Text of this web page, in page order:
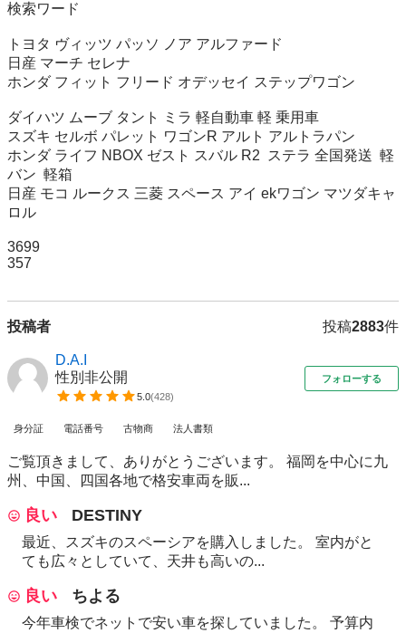
検索ワード
トヨタ ヴィッツ パッソ ノア アルファード
日産 マーチ セレナ
ホンダ フィット フリード オデッセイ ステップワゴン
ダイハツ ムーブ タント ミラ 軽自動車 軽 乗用車
スズキ セルボ パレット ワゴンR アルト アルトラパン
ホンダ ライフ NBOX ゼスト スバル R2  ステラ 全国発送  軽
バン  軽箱
日産 モコ ルークス 三菱 スペース アイ ekワゴン マツダキャ
ロル
3699
357
投稿者 投稿2883件
D.A.I
性別非公開
5.0(428)
フォローする
身分証 電話番号 古物商 法人書類
ご覧頂きまして、ありがとうございます。 福岡を中心に九
州、中国、四国各地で格安車両を販...
良い DESTINY
最近、スズキのスペーシアを購入しました。 室内がと
ても広々としていて、天井も高いの...
良い ちよる
今年車検でネットで安い車を探していました。 予算内